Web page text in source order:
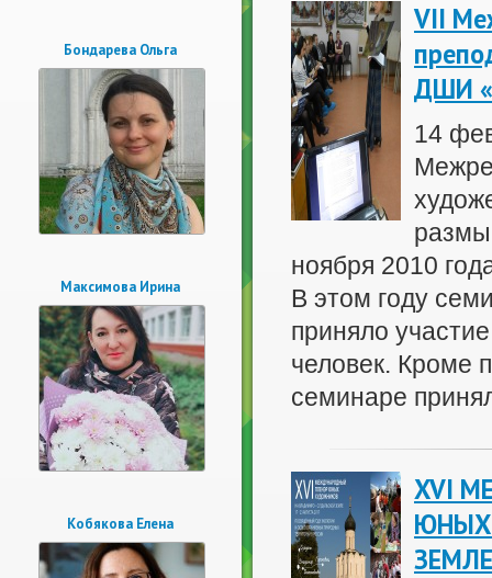
Бондарева Ольга
Максимова Ирина
Кобякова Елена
VII
ДШИ
14
ноября 2010
В этом году
приняло
человек. Кроме
семинаре
XVI
ЮНЫХ
ЗЕМЛЕ